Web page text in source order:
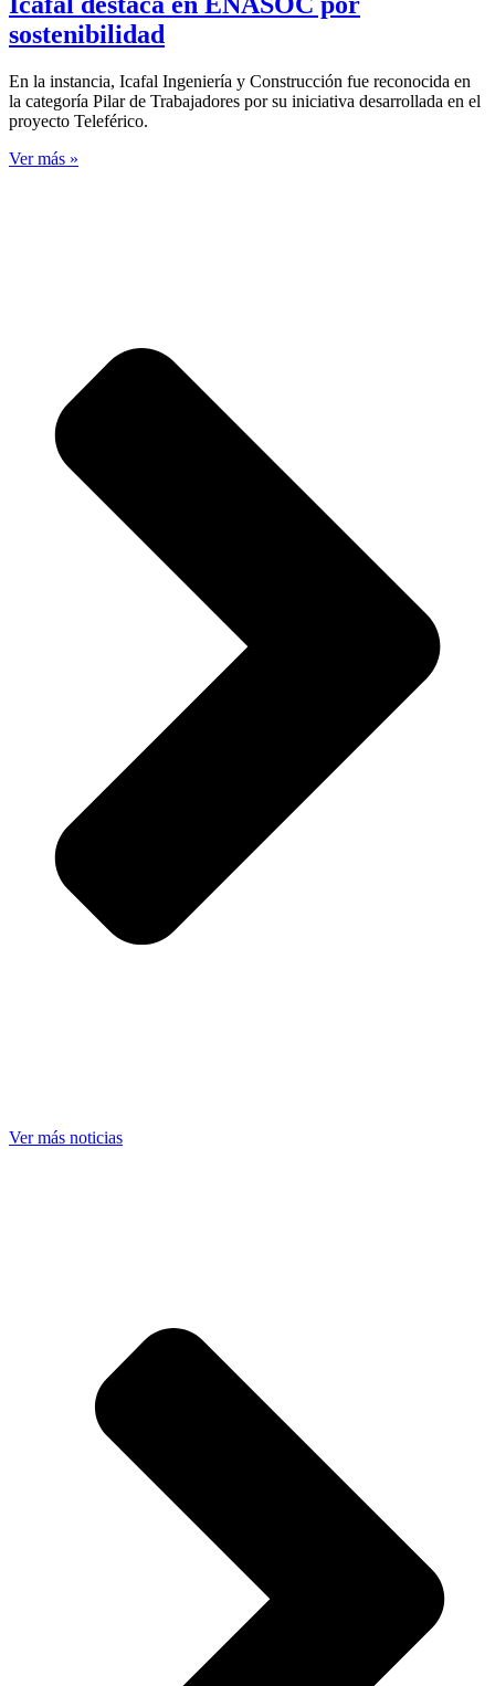
sostenibilidad
En la instancia, Icafal Ingeniería y Construcción fue reconocida en
la categoría Pilar de Trabajadores por su iniciativa desarrollada en el
proyecto Teleférico.
Ver más »
Ver más noticias